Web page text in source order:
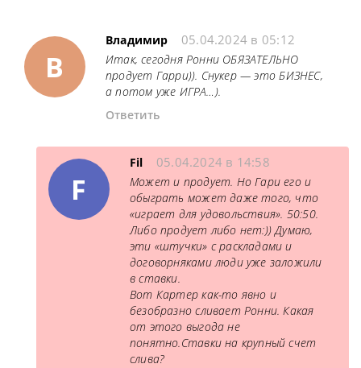
В
Владимир 05.04.2024 в 05:12
Итак, сегодня Ронни ОБЯЗАТЕЛЬНО
продует Гарри)). Снукер — это БИЗНЕС,
а потом уже ИГРА…).
Ответить
F
Fil 05.04.2024 в 14:58
Может и продует. Но Гари его и
обыграть может даже того, что
«играет для удовольствия». 50:50.
Либо продует либо нет:)) Думаю,
эти «штучки» с раскладами и
договорняками люди уже заложили
в ставки.
Вот Картер как-то явно и
безобразно сливает Ронни. Какая
от этого выгода не
понятно.Ставки на крупный счет
слива?